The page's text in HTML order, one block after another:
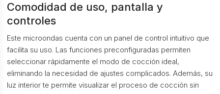
Comodidad de uso, pantalla y
controles
Este microondas cuenta con un panel de control intuitivo que
facilita su uso. Las funciones preconfiguradas permiten
seleccionar rápidamente el modo de cocción ideal,
eliminando la necesidad de ajustes complicados. Además, su
luz interior te permite visualizar el proceso de cocción sin